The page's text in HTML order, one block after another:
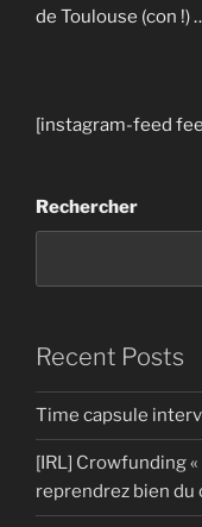
de Toulouse (con !)
[instagram-feed
Rechercher
Recent Posts
Time capsule
[IRL] Crowfunding
reprendrez bien du